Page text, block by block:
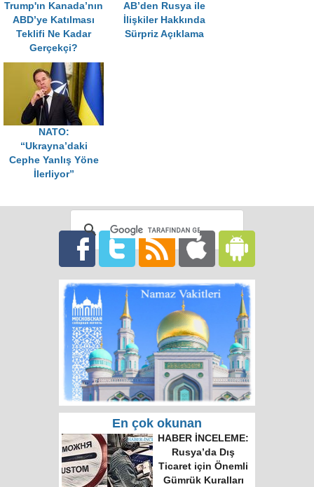
Trump'ın Kanada’nın
ABD’ye Katılması
Teklifi Ne Kadar
Gerçekçi?
AB’den Rusya ile
İlişkiler Hakkında
Sürpriz Açıklama
NATO:
“Ukrayna’daki
Cephe Yanlış Yöne
İlerliyor”
En çok okunan
Rusya'da hatalı celp
için itiraz e-devlet
(gosuslugi)
üzerinden